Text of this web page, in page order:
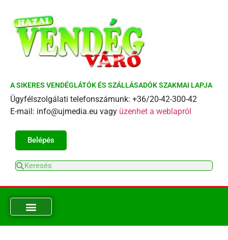
A SIKERES VENDÉGLÁTÓK ÉS SZÁLLÁSADÓK SZAKMAI LAPJA
Ügyfélszolgálati telefonszámunk: +36/20-42-300-42
E-mail: info@ujmedia.eu vagy üzenhet a weblapról
Belépés